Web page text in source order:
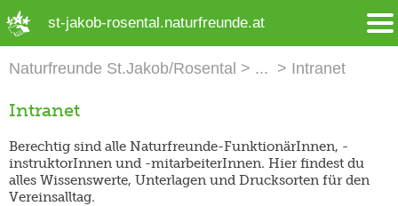
st-jakob-rosental.naturfreunde.at
Naturfreunde St.Jakob/Rosental Intranet
Intranet
Berechtig sind alle Naturfreunde-FunktionärInnen, -
instruktorInnen und -mitarbeiterInnen. Hier findest du
alles Wissenswerte, Unterlagen und Drucksorten für den
Vereinsalltag.